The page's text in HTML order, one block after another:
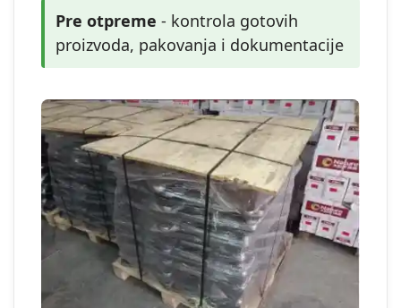
Pre otpreme - kontrola gotovih
proizvoda, pakovanja i dokumentacije